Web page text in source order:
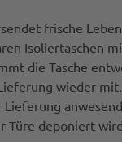
frische
Isoliertaschen
die Tasche
wieder
Lieferung
Türe deponiert wird.